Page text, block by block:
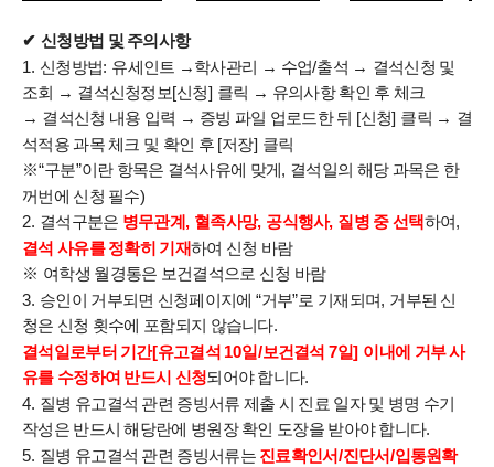
✔ 신청방법 및 주의사항
1. 신청방법: 유세인트 →학사관리 → 수업/출석 → 결석신청 및
조회
→ 결석신청정보[신청] 클릭 → 유의사항 확인 후 체크
→ 결석신청 내용 입력 → 증빙 파일 업로드한 뒤 신청 클릭 → 결
석적용 과목 체크 및 확인 후 [저장] 클릭
※“구분”이란 항목은 결석사유에 맞게 , 결석일의 해당 과목은 한
꺼번에 신청 필수)
2. 결석구분은 병무관계 , 혈족사망, 공식행사, 질병 중 선택하여,
결석 사유를 정확히 기재하여 신청 바람
※ 여학생 월경통은 보건결석으로 신청 바람
3. 승인이 거부되면 신청페이지에 “거부”로 기재되며, 거부된 신
청은 신청 횟수에 포함되지 않습니다.
결석일로부터 기간[유고결석 10일/보건결석7일] 이내에 거부 사
유를 수정하여 반드시 신청되어야 합니다.
4. 질병 유고결석 관련 증빙서류 제출 시 진료 일자 및 병명 수기
작성은 반드시 해당란에 병원장 확인 도장을 받아야 합니다.
5. 질병 유고결석 관련 증빙서류는 진료확인서/진단서/입통원확